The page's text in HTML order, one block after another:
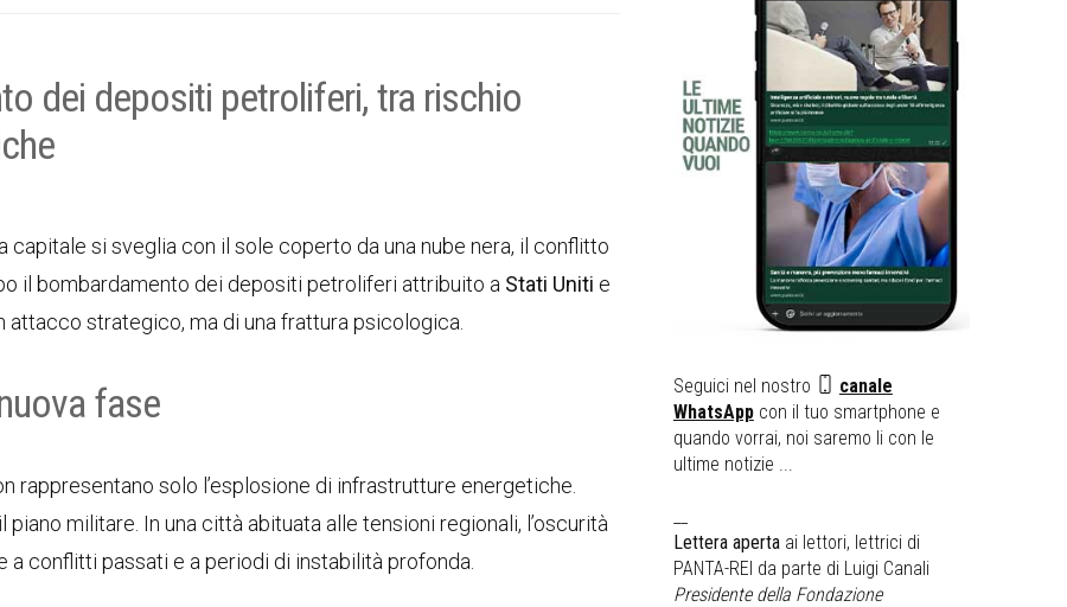
dei depositi petroliferi, tra rischio
capitale si sveglia con il sole coperto da una nube nera, il conflitto
il bombardamento dei depositi petroliferi attribuito a Stati Uniti e
attacco strategico, ma di una frattura psicologica.
fase
rappresentano solo l’esplosione di infrastrutture energetiche.
militare. In una città abituata alle tensioni regionali, l’oscurità
conflitti passati e a periodi di instabilità profonda.
Seguici nel nostro
canale
WhatsAppcon il tuo smartphone e
quando vorrai, noi saremo li con le
ultime notizie ...
Lettera apertaai lettori, lettrici di
PANTA-REI da parte di Luigi Canali
Presidente della Fondazione